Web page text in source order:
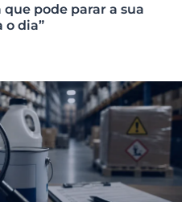
pode parar a sua
o dia”